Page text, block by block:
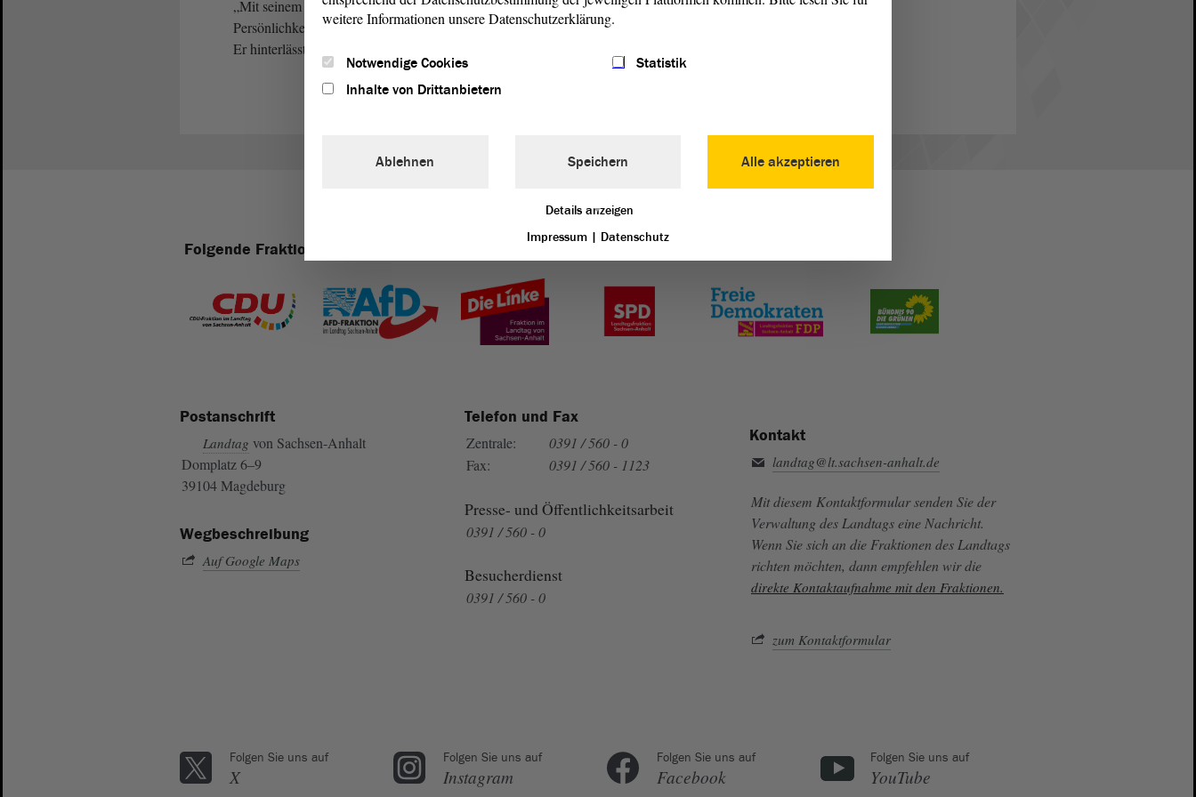
„Mit seinem Tod hat das Land einen nahbaren, beharrlichen Politiker, eine angesehene
Persönlichkeit verloren, die sich großen Respekt und bleibende Verdienste erworben hat.
Er hinterlässt eine Lücke, die sich nicht schließen lassen wird“, so der Landtagspräsident.
Folgende Fraktionen sind im Landtag von Sachsen-Anhalt vertreten:
Postanschrift
Landtag von Sachsen-Anhalt
Domplatz 6–9
39104 Magdeburg
Wegbeschreibung
Auf Google Maps
Telefon und Fax
Zentrale:
0391 / 560 - 0
Fax:
0391 / 560 - 1123
Presse- und Öffentlichkeitsarbeit
0391 / 560 - 0
Besucherdienst
0391 / 560 - 0
Kontakt
landtag@lt.sachsen-anhalt.de
Mit diesem Kontaktformular senden Sie der
Verwaltung des Landtags eine Nachricht.
Wenn Sie sich an die Fraktionen des Landtags
richten möchten, dann empfehlen wir die
direkte Kontaktaufnahme mit den Fraktionen.
zum Kontaktformular
Folgen Sie uns auf
X
Folgen Sie uns auf
Instagram
Folgen Sie uns auf
Facebook
Folgen Sie uns auf
YouTube
weitere Informationen unsere Datenschutzerklärung.
Notwendige Cookies
Statistik
Inhalte von Drittanbietern
Alle akzeptieren
Ablehnen Speichern
Details anzeigen
Impressum | Datenschutz